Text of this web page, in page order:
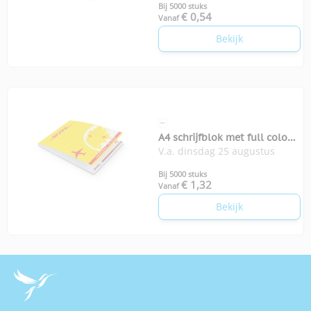
Bij 5000 stuks
Vanaf € 0,54
Bekijk
A4 schrijfblok met full colour
omslag
V.a. dinsdag 25 augustus
Bij 5000 stuks
Vanaf € 1,32
Bekijk